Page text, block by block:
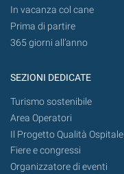
In vacanza col cane
Prima di partire
365 giorni all’anno
SEZIONI DEDICATE
Turismo sostenibile
Area Operatori
Il Progetto Qualità Ospitale
Fiere e congressi
Organizzatore di eventi